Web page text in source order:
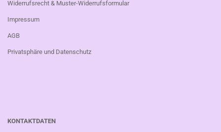
Widerrufsrecht & Muster-Widerrufsformular
Impressum
AGB
Privatsphäre und Datenschutz
KONTAKTDATEN